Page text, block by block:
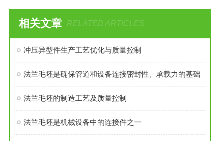
相关文章 RELATED ARTICLES
冲压异型件生产工艺优化与质量控制
法兰毛坯是确保管道和设备连接密封性、承载力的基础
法兰毛坯的制造工艺及质量控制
法兰毛坯是机械设备中的连接件之一